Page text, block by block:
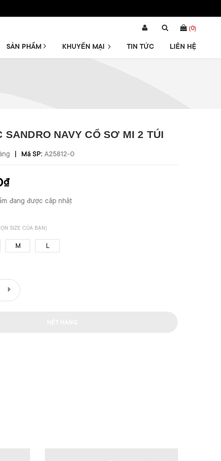
(0)
SẢN PHẨM KHUYẾN MẠI TIN TỨC LIÊN HỆ
SANDRO NAVY CỔ SƠ MI 2 TÚI
| Mã SP: A25812-0
đang được cập nhật
SIZE CỦA BẠN)
M L